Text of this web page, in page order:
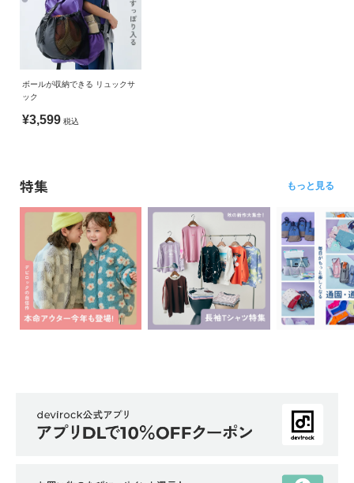
ボールが収納できる リュックサ
ック
¥3,599 税込
特集 もっと見る